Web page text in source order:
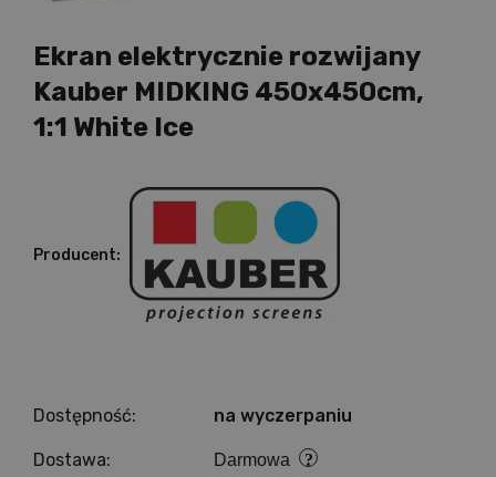
Ekran elektrycznie rozwijany
Kauber MIDKING 450x450cm,
1:1 White Ice
Producent:
Dostępność: na wyczerpaniu
Dostawa: Darmowa